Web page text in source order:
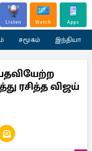
Listen Watch Apps
சமூகம் இந்தியா
ரசித்த விஜய்